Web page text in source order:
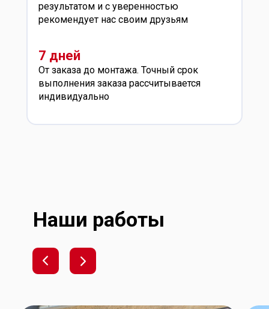
результатом и с уверенностью
рекомендует нас своим друзьям
7 дней
От заказа до монтажа. Точный срок
выполнения заказа рассчитывается
индивидуально
Наши работы